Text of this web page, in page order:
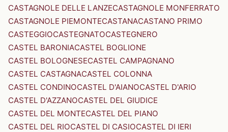
CASTAGNOLE DELLE LANZECASTAGNOLE MONFERRATO
CASTAGNOLE PIEMONTECASTANACASTANO PRIMO
CASTEGGIOCASTEGNATOCASTEGNERO
CASTEL BARONIACASTEL BOGLIONE
CASTEL BOLOGNESECASTEL CAMPAGNANO
CASTEL CASTAGNACASTEL COLONNA
CASTEL CONDINOCASTEL D'AIANOCASTEL D'ARIO
CASTEL D'AZZANOCASTEL DEL GIUDICE
CASTEL DEL MONTECASTEL DEL PIANO
CASTEL DEL RIOCASTEL DI CASIOCASTEL DI IERI